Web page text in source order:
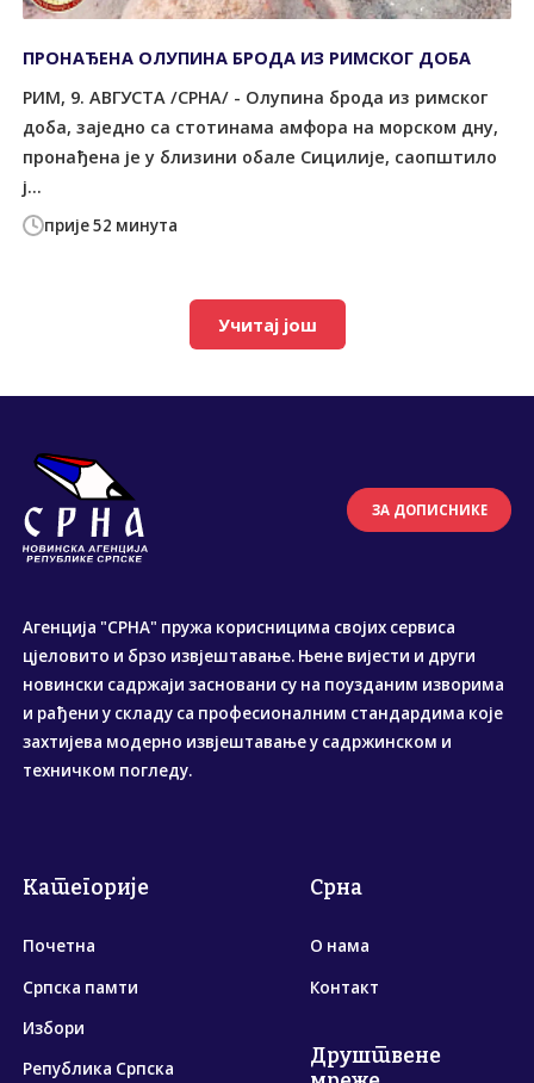
прије 52 минута
ПРОНАЂЕНА ОЛУПИНА БРОДА ИЗ РИМСКОГ ДОБА
РИМ, 9. АВГУСТА /СРНА/ - Олупина брода из римског
доба, заједно са стотинама амфора на морском дну,
пронађена је у близини обале Сицилије, саопштило
ј...
Учитај још
ЗА ДОПИСНИКЕ
Агенција "СРНА" пружа корисницима својих сервиса
цјеловито и брзо извјештавање. Њене вијести и други
новински садржаји засновани су на поузданим изворима
и рађени у складу са професионалним стандардима које
захтијева модерно извјештавање у садржинском и
техничком погледу.
Категорије
Почетна
Српска памти
Избори
Република Српска
Срна
О нама
Контакт
Друштвене